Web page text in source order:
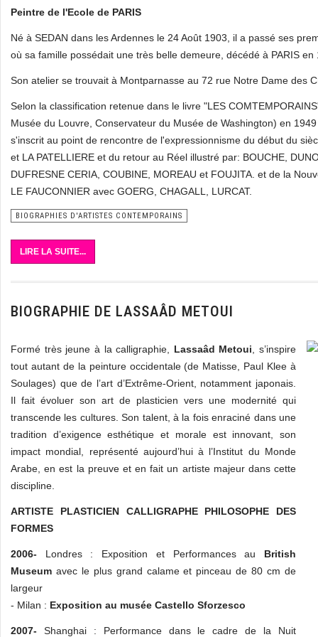
Peintre de l'Ecole de PARIS
Né à SEDAN dans les Ardennes le 24 Août 1903, il a passé ses
où sa famille possédait une très belle demeure, décédé à PARIS en
Son atelier se trouvait à Montparnasse au 72 rue Notre Dame des
Selon la classification retenue dans le livre "LES
Musée du Louvre, Conservateur du Musée de Washington) en
s'inscrit au point de rencontre de l'expressionnisme du début du
et LA PATELLIERE et du retour au Réel illustré par: BOUCHE,
DUFRESNE CERIA, COUBINE, MOREAU et FOUJITA. et de la
LE FAUCONNIER avec GOERG, CHAGALL, LURCAT.
BIOGRAPHIES D'ARTISTES CONTEMPORAINS
LIRE LA SUITE...
BIOGRAPHIE DE LASSAÂD METOUI
Formé très jeune à la calligraphie, Lassaâd Metoui , s’inspire
tout autant de la peinture occidentale (de Matisse, Paul Klee à
Soulages) que de l’art d’Extrême-Orient, notamment japonais.
Il fait évoluer son art de plasticien vers une modernité qui
transcende les cultures. Son talent, à la fois enraciné dans une
tradition d’exigence esthétique et morale est innovant, son
impact mondial, représenté aujourd’hui à l’Institut du Monde
Arabe, en est la preuve et en fait un artiste majeur dans cette
discipline.
ARTISTE PLASTICIEN CALLIGRAPHE PHILOSOPHE DES
FORMES
2006- Londres : Exposition et Performances au British
Museum avec le plus grand calame et pinceau de 80 cm de
largeur
- Milan : Exposition au musée Castello Sforzesco
2007- Shanghai : Performance dans le cadre de la Nuit